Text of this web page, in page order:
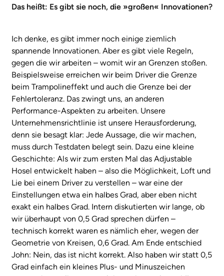
Das heißt: Es gibt sie noch, die »großen« Innovationen?
Ich denke, es gibt immer noch einige ziemlich
spannende Innovationen. Aber es gibt viele Regeln,
gegen die wir arbeiten – womit wir an Grenzen stoßen.
Beispielsweise erreichen wir beim Driver die Grenze
beim Trampolineffekt und auch die Grenze bei der
Fehlertoleranz. Das zwingt uns, an anderen
Performance-Aspekten zu arbeiten. Unsere
Unternehmensrichtlinie ist unsere Herausforderung,
denn sie besagt klar: Jede Aussage, die wir machen,
muss durch Testdaten belegt sein. Dazu eine kleine
Geschichte: Als wir zum ersten Mal das Adjustable
Hosel entwickelt haben – also die Möglichkeit, Loft und
Lie bei einem Driver zu verstellen – war eine der
Einstellungen etwa ein halbes Grad, aber eben nicht
exakt ein halbes Grad. Intern diskutierten wir lange, ob
wir überhaupt von 0,5 Grad sprechen dürfen –
technisch korrekt waren es nämlich eher, wegen der
Geometrie von Kreisen, 0,6 Grad. Am Ende entschied
John: Nein, das ist nicht korrekt. Also haben wir statt 0,5
Grad einfach ein kleines Plus- und Minuszeichen